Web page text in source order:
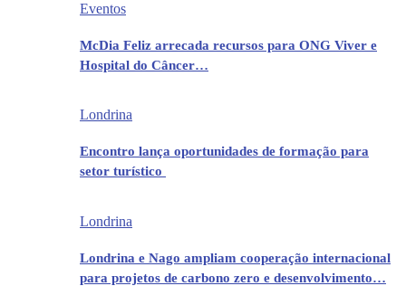
Eventos
McDia Feliz arrecada recursos para ONG Viver e
Hospital do Câncer…
Londrina
Encontro lança oportunidades de formação para
setor turístico
Londrina
Londrina e Nago ampliam cooperação internacional
para projetos de carbono zero e desenvolvimento…